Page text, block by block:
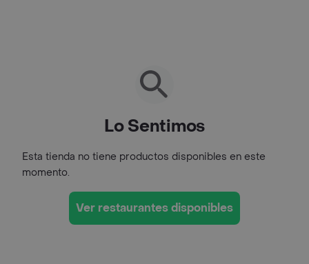
Lo Sentimos
Esta tienda no tiene productos disponibles en este
momento.
Ver restaurantes disponibles